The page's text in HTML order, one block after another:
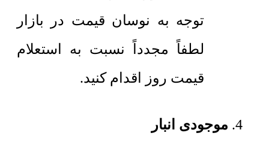
توجه به نوسان قیمت در بازار
لطفاً مجدداً نسبت به استعلام
قیمت روز اقدام کنید.
موجودی انبار